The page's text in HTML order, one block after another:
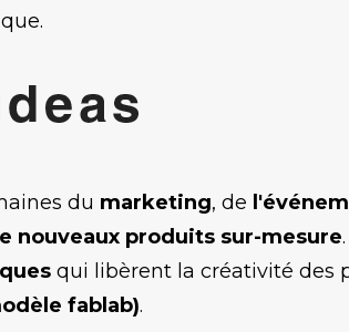
du marketing, de
nouveaux produits sur-mesure
qui libèrent la créativité des
fablab).